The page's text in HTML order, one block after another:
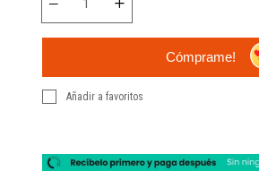
Cómprame!
Añadir a favoritos